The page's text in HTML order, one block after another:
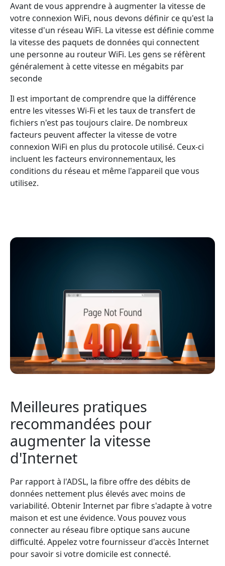
Avant de vous apprendre à augmenter la vitesse de
votre connexion WiFi, nous devons définir ce qu'est la
vitesse d'un réseau WiFi. La vitesse est définie comme
la vitesse des paquets de données qui connectent
une personne au routeur WiFi. Les gens se réfèrent
généralement à cette vitesse en mégabits par
seconde
Il est important de comprendre que la différence
entre les vitesses Wi-Fi et les taux de transfert de
fichiers n'est pas toujours claire. De nombreux
facteurs peuvent affecter la vitesse de votre
connexion WiFi en plus du protocole utilisé. Ceux-ci
incluent les facteurs environnementaux, les
conditions du réseau et même l'appareil que vous
utilisez.
Meilleures pratiques
recommandées pour
augmenter la vitesse
d'Internet
Par rapport à l'ADSL, la fibre offre des débits de
données nettement plus élevés avec moins de
variabilité. Obtenir Internet par fibre s'adapte à votre
maison et est une évidence. Vous pouvez vous
connecter au réseau fibre optique sans aucune
difficulté. Appelez votre fournisseur d'accès Internet
pour savoir si votre domicile est connecté.